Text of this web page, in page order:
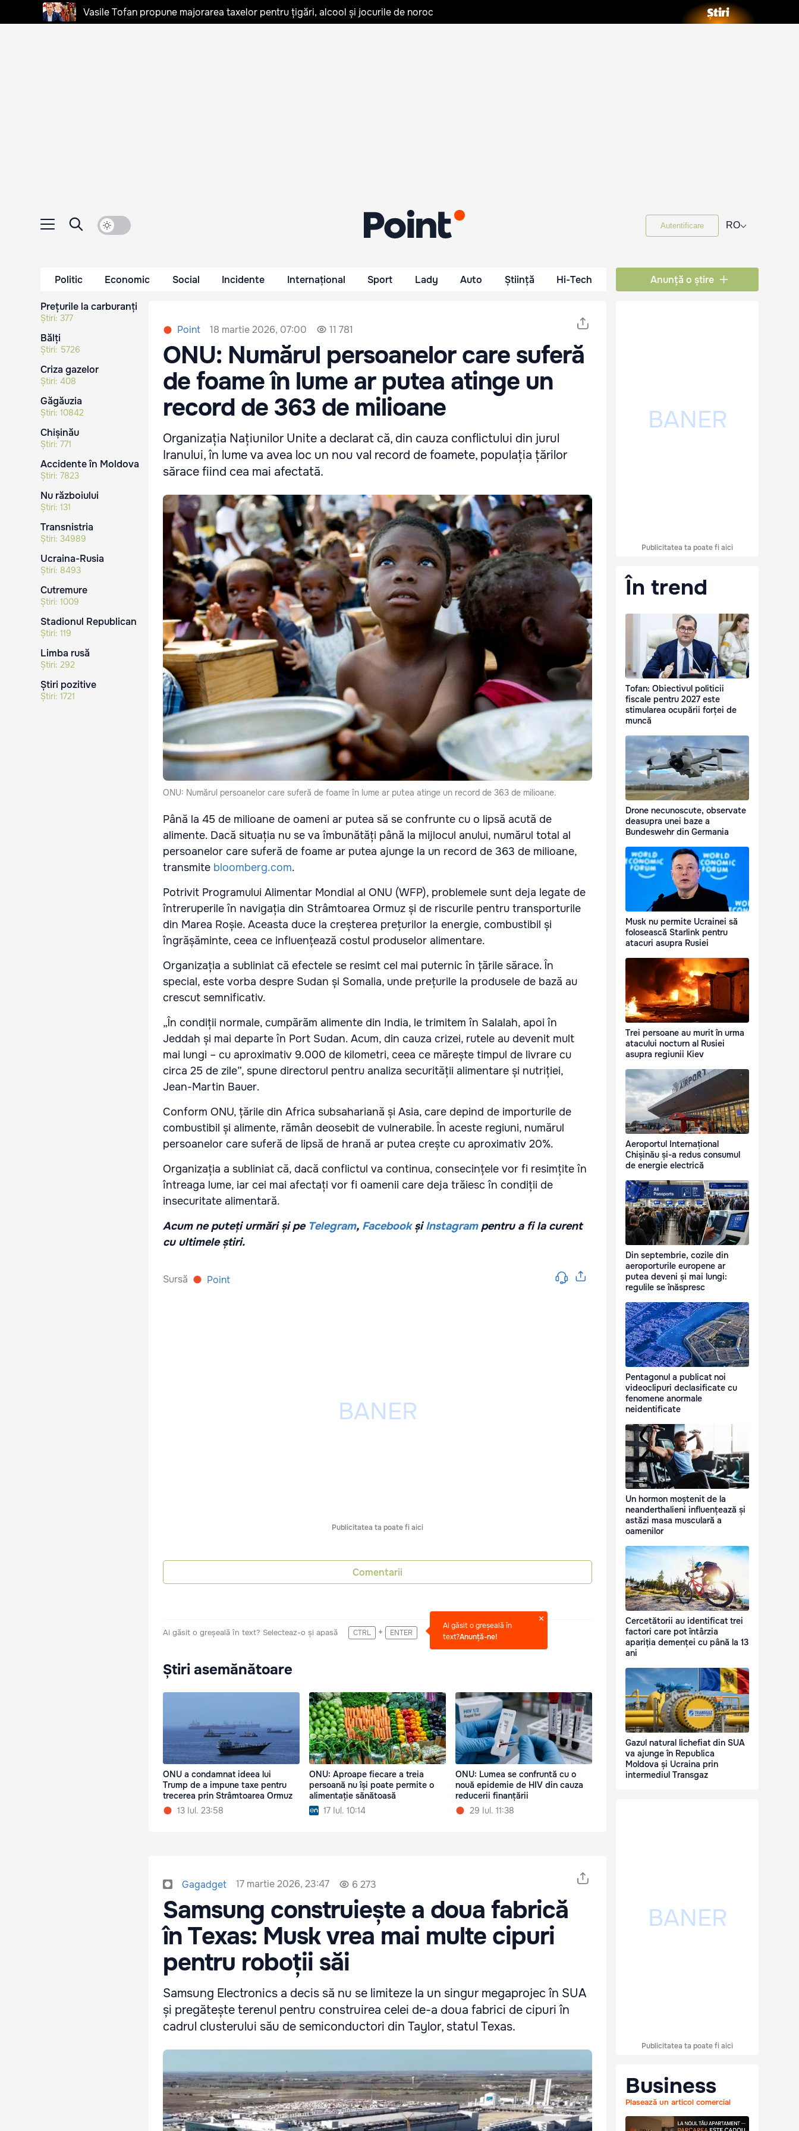
Vasile Tofan propune majorarea taxelor pentru țigări, alcool și jocurile de noroc
Autentificare RO⌵
Politic Economic Social Incidente Internațional Sport Lady Auto Știință Hi-Tech Anunță o știre
Prețurile la carburanți
Știri: 377
Bălți
Știri: 5726
Criza gazelor
Știri: 408
Găgăuzia
Știri: 10842
Chișinău
Știri: 771
Accidente în Moldova
Știri: 7823
Nu războiului
Știri: 131
Transnistria
Știri: 34989
Ucraina-Rusia
Știri: 8493
Cutremure
Știri: 1009
Stadionul Republican
Știri: 119
Limba rusă
Știri: 292
Știri pozitive
Știri: 1721
Point 18 martie 2026, 07:00 11 781
ONU: Numărul persoanelor care suferă
de foame în lume ar putea atinge un
record de 363 de milioane
Organizația Națiunilor Unite a declarat că, din cauza conflictului din jurul
Iranului, în lume va avea loc un nou val record de foamete, populația țărilor
sărace fiind cea mai afectată.
ONU: Numărul persoanelor care suferă de foame în lume ar putea atinge un record de 363 de milioane.
Până la 45 de milioane de oameni ar putea să se confrunte cu o lipsă acută de
alimente. Dacă situația nu se va îmbunătăți până la mijlocul anului, numărul total al
persoanelor care suferă de foame ar putea ajunge la un record de 363 de milioane,
transmite bloomberg.com.
Potrivit Programului Alimentar Mondial al ONU (WFP), problemele sunt deja legate de
întreruperile în navigația din Strâmtoarea Ormuz și de riscurile pentru transporturile
din Marea Roșie. Aceasta duce la creșterea prețurilor la energie, combustibil și
îngrășăminte, ceea ce influențează costul produselor alimentare.
Organizația a subliniat că efectele se resimt cel mai puternic în țările sărace. În
special, este vorba despre Sudan și Somalia, unde prețurile la produsele de bază au
crescut semnificativ.
„În condiții normale, cumpărăm alimente din India, le trimitem în Salalah, apoi în
Jeddah și mai departe în Port Sudan. Acum, din cauza crizei, rutele au devenit mult
mai lungi – cu aproximativ 9.000 de kilometri, ceea ce mărește timpul de livrare cu
circa 25 de zile”, spune directorul pentru analiza securității alimentare și nutriției,
Jean-Martin Bauer.
Conform ONU, țările din Africa subsahariană și Asia, care depind de importurile de
combustibil și alimente, rămân deosebit de vulnerabile. În aceste regiuni, numărul
persoanelor care suferă de lipsă de hrană ar putea crește cu aproximativ 20%.
Organizația a subliniat că, dacă conflictul va continua, consecințele vor fi resimțite în
întreaga lume, iar cei mai afectați vor fi oamenii care deja trăiesc în condiții de
insecuritate alimentară.
Acum ne puteți urmări și pe Telegram, Facebook șiInstagrampentru a fi la curent
cu ultimele știri.
Sursă Point
Publicitatea ta poate fi aici
Comentarii
Ai găsit o greșeală în text? Selecteaz-o și apasă CTRL + ENTER
Ai găsit o greșeală în
text?Anunță-ne!
Știri asemănătoare
ONU a condamnat ideea lui
Trump de a impune taxe pentru
trecerea prin Strâmtoarea Ormuz
13 Iul. 23:58
ONU: Aproape fiecare a treia
persoană nu își poate permite o
alimentație sănătoasă
17 Iul. 10:14
ONU: Lumea se confruntă cu o
nouă epidemie de HIV din cauza
reducerii finanțării
29 Iul. 11:38
Gagadget 17 martie 2026, 23:47 6 273
Samsung construiește a doua fabrică
în Texas: Musk vrea mai multe cipuri
pentru roboții săi
Samsung Electronics a decis să nu se limiteze la un singur megaprojec în SUA
și pregătește terenul pentru construirea celei de-a doua fabrici de cipuri în
cadrul clusterului său de semiconductori din Taylor, statul Texas.
Publicitatea ta poate fi aici
În trend
Tofan: Obiectivul politicii
fiscale pentru 2027 este
stimularea ocupării forței de
muncă
Drone necunoscute, observate
deasupra unei baze a
Bundeswehr din Germania
Musk nu permite Ucrainei să
folosească Starlink pentru
atacuri asupra Rusiei
Trei persoane au murit în urma
atacului nocturn al Rusiei
asupra regiunii Kiev
Aeroportul Internațional
Chișinău și-a redus consumul
de energie electrică
Din septembrie, cozile din
aeroporturile europene ar
putea deveni și mai lungi:
regulile se înăspresc
Pentagonul a publicat noi
videoclipuri declasificate cu
fenomene anormale
neidentificate
Un hormon moștenit de la
neanderthalieni influențează și
astăzi masa musculară a
oamenilor
Cercetătorii au identificat trei
factori care pot întârzia
apariția demenței cu până la 13
ani
Gazul natural lichefiat din SUA
va ajunge în Republica
Moldova și Ucraina prin
intermediul Transgaz
Publicitatea ta poate fi aici
Business
Plasează un articol comercial